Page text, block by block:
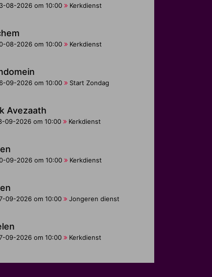
08-2026 om 10:00 Kerkdienst
08-2026 om 10:00 Kerkdienst
09-2026 om 10:00 Start Zondag
Avezaath
09-2026 om 10:00 Kerkdienst
09-2026 om 10:00 Kerkdienst
09-2026 om 10:00 Jongeren dienst
09-2026 om 10:00 Kerkdienst